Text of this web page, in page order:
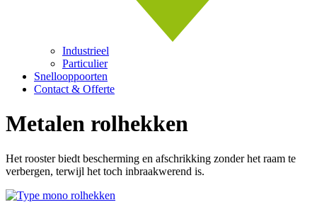
Industrieel
Particulier
Snellooppoorten
Contact & Offerte
Metalen rolhekken
Het rooster biedt bescherming en afschrikking zonder het raam te
verbergen, terwijl het toch inbraakwerend is.